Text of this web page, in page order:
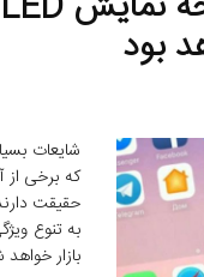
بود
حقیقت
بازار